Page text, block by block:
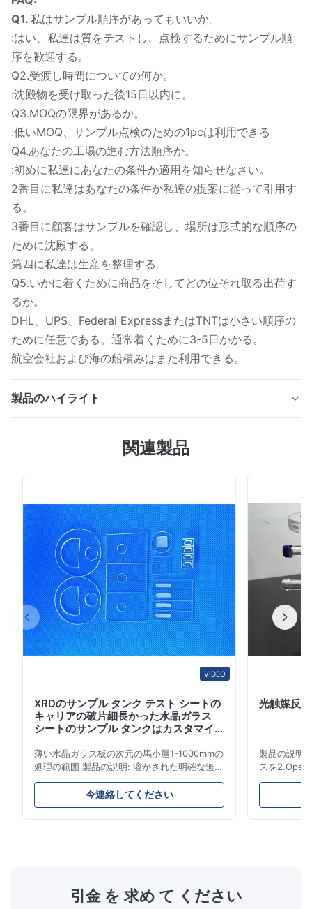
Q1. 私はサンプル順序があってもいいか。
:はい、私達は質をテストし、点検するためにサンプル順
序を歓迎する。
Q2.受渡し時間についての何か。
:沈殿物を受け取った後15日以内に。
Q3.MOQの限界があるか。
:低いMOQ、サンプル点検のための1pcは利用できる
Q4.あなたの工場の進む方法順序か。
:初めに私達にあなたの条件か適用を知らせなさい。
2番目に私達はあなたの条件か私達の提案に従って引用す
る。
3番目に顧客はサンプルを確認し、場所は形式的な順序の
ために沈殿する。
第四に私達は生産を整理する。
Q5.いかに着くために商品をそしてどの位それ取る出荷す
るか。
DHL、UPS、Federal ExpressまたはTNTは小さい順序の
ために任意である。通常着くために3-5日かかる。
航空会社および海の船積みはまた利用できる。
製品のハイライト
学、印刷および染まること、光学機器、高温サイト グラ
スの厚さ0.3-30mm、OD:1-500mm2.Thickness許
容:+/-0.1mm3.Raw材料:水晶、SiO2:>=99.99%4.Color:明
らかに、Translucence。5.Surface質:40/20
60/406.Transmittance >90%7.Sharpe:正方形、円は、サ
イズを作ることができ、顧客に従う形は要求する。 製品
範囲: ...
関連製品
VIDEO
XRDのサンプル タンク テスト シートの
キャリアの破片細長かった水晶ガラス
シートのサンプル タンクはカスタマイ
薄い水晶ガラス板の次元の馬小屋1-1000mmの
処理の範囲 製品の説明: 溶かされた明確な無水
ケイ酸の水晶ガラス板は優秀な熱衝撃の安定性
および高い伝送の高い純度の水晶砂から成って
います。それは電灯レーザー レンズ/光学機
2.2 （g/cm3） 硬度のmohのスケールの程度
6.6 融点 1732℃ 働く温度 1100℃ 最高温度は
今連絡してください
光触媒反
製品の説明:
スを
覚および化
境保護。
引金 を 求め て ください